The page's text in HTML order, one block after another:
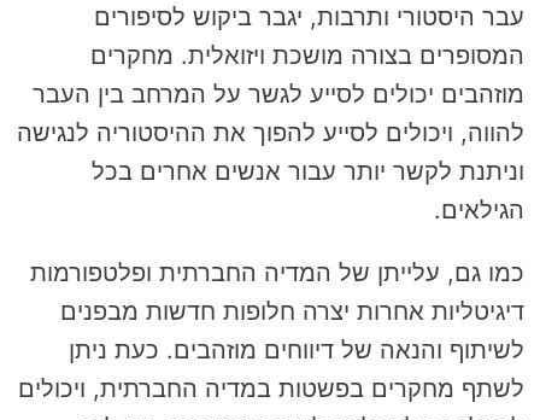
עבר היסטורי ותרבות, יגבר ביקוש לסיפורים
המסופרים בצורה מושכת ויזואלית. מחקרים
מוזהבים יכולים לסייע לגשר על המרחב בין העבר
להווה, ויכולים לסייע להפוך את ההיסטוריה לנגישה
וניתנת לקשר יותר עבור אנשים אחרים בכל
הגילאים.
כמו גם, עלייתן של המדיה החברתית ופלטפורמות
דיגיטליות אחרות יצרה חלופות חדשות מבפנים
לשיתוף והנאה של דיווחים מוזהבים. כעת ניתן
לשתף מחקרים בפשטות במדיה החברתית, ויכולים